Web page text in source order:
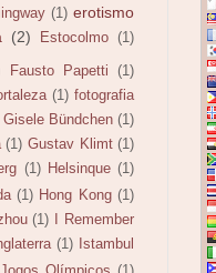
(1) erotismo
(2) Estocolmo (1)
Fausto Papetti
(1)
(1) fotografia
Gisele Bündchen (1)
(1) Gustav Klimt (1)
(1) Helsinque (1)
(1) Hong Kong (1)
(1)
I Remember
(1) Istambul